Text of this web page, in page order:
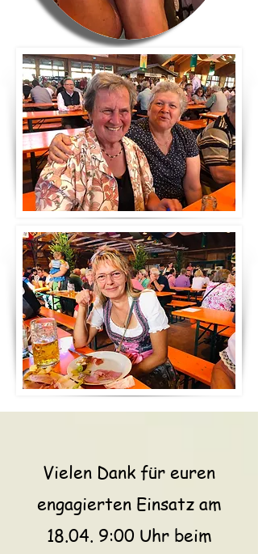
Vielen Dank für euren
engagierten Einsatz am
18.04. 9:00 Uhr beim